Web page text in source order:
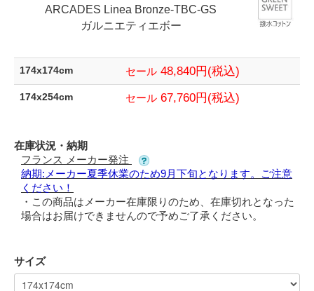
ARCADES Linea Bronze-TBC-GS
ガルニエティエボー
174x174cm セール 48,840円(税込)
174x254cm セール 67,760円(税込)
在庫状況・納期
フランス メーカー発注
納期:メーカー夏季休業のため9月下旬となります。ご注意
ください！
・この商品はメーカー在庫限りのため、在庫切れとなった
場合はお届けできませんので予めご了承ください。
サイズ